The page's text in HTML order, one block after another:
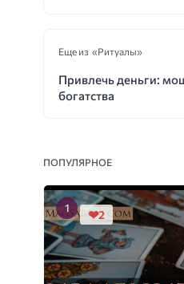
Еще из «Ритуалы»
Привлечь деньги:
богатства
ПОПУЛЯРНОЕ
2